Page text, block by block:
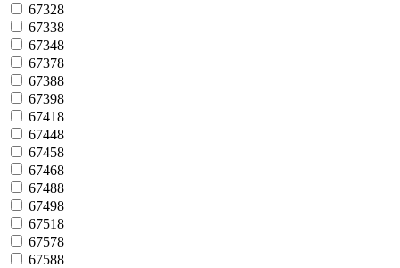
67328
67338
67348
67378
67388
67398
67418
67448
67458
67468
67488
67498
67518
67578
67588